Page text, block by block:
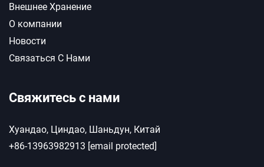
Внешнее Хранение
О компании
Новости
Связаться С Нами
Свяжитесь с нами
Хуандао, Циндао, Шаньдун, Китай
+86-13963982913 [email protected]